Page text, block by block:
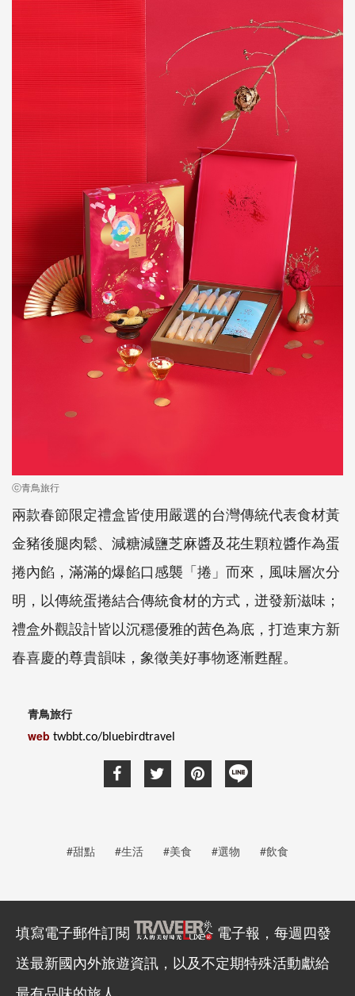
ⓒ青鳥旅行
兩款春節限定禮盒皆使用嚴選的台灣傳統代表食材黃
金豬後腿肉鬆、減糖減鹽芝麻醬及花生顆粒醬作為蛋
捲內餡，滿滿的爆餡口感襲「捲」而來，風味層次分
明，以傳統蛋捲結合傳統食材的方式，迸發新滋味；
禮盒外觀設計皆以沉穩優雅的茜色為底，打造東方新
春喜慶的尊貴韻味，象徵美好事物逐漸甦醒。
青鳥旅行
web twbbt.co/bluebirdtravel
#甜點 #生活 #美食 #選物 #飲食
填寫電子郵件訂閱
電子報，每週四發
送最新國內外旅遊資訊，以及不定期特殊活動獻給